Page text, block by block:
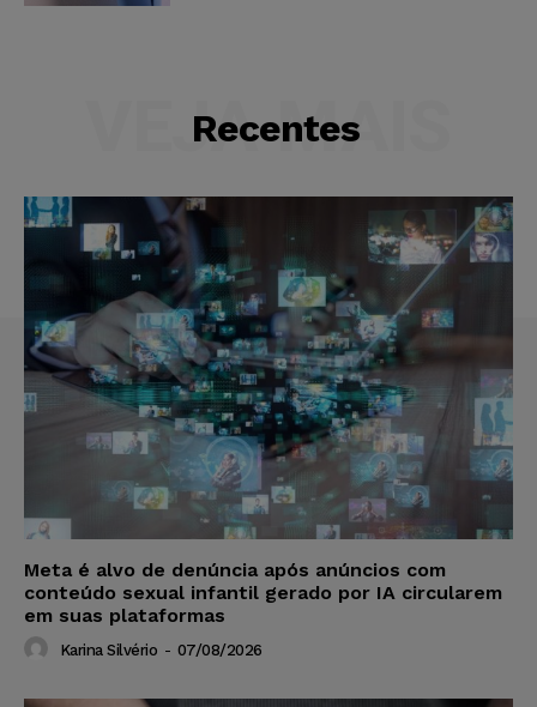
Recentes
VEJA MAIS
Meta é alvo de denúncia após anúncios com
conteúdo sexual infantil gerado por IA circularem
em suas plataformas
Karina Silvério - 07/08/2026